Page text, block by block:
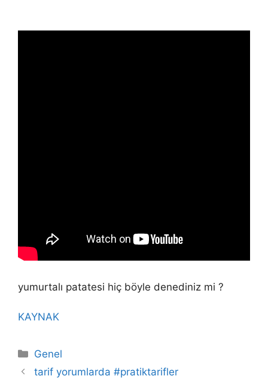
yumurtalı patatesi hiç böyle denediniz mi ?
KAYNAK
Kategoriler
Genel
tarif yorumlarda #pratiktarifler